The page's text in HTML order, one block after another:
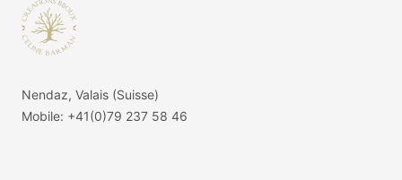
Nendaz, Valais (Suisse)
Mobile: +41(0)79 237 58 46